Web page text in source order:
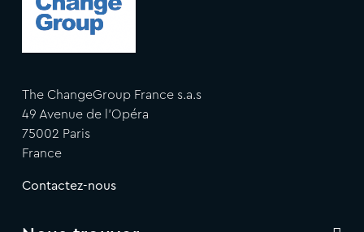
The ChangeGroup France s.a.s
49 Avenue de l'Opéra
75002 Paris
France
Contactez-nous